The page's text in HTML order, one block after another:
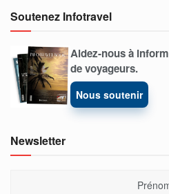
Soutenez Infotravel
Aidez-nous à
de voyageurs.
Nous soutenir
Newsletter